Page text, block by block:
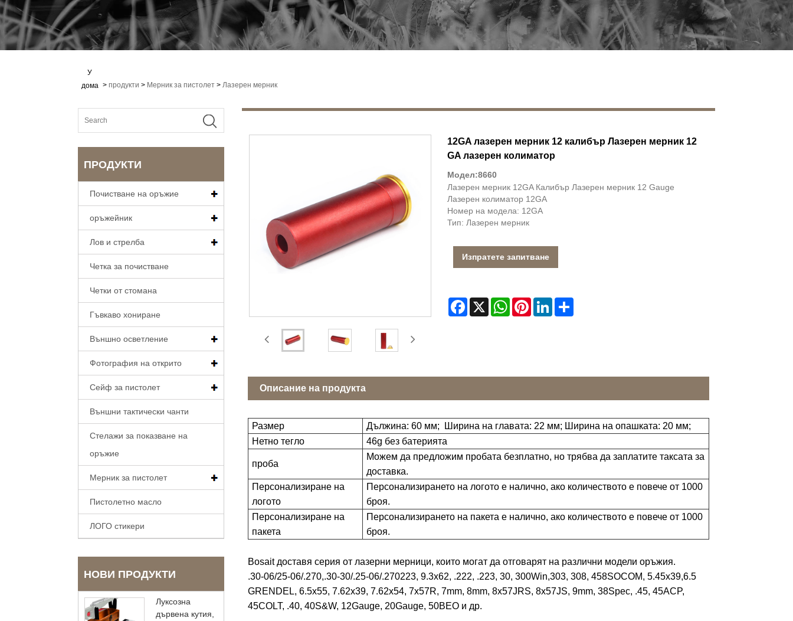
У
дома > продукти > Мерник за пистолет > Лазерен мерник
ПРОДУКТИ
Почистване на оръжие
оръжейник
Лов и стрелба
Четка за почистване
Четки от стомана
Гъвкаво хониране
Външно осветление
Фотография на открито
Сейф за пистолет
Външни тактически чанти
Стелажи за показване на
оръжие
Мерник за пистолет
Пистолетно масло
ЛОГО стикери
НОВИ ПРОДУКТИ
Луксозна
дървена кутия,
12GA лазерен мерник 12 калибър Лазерен мерник 12
GA лазерен колиматор
Модел:8660
Лазерен мерник 12GA Калибър Лазерен мерник 12 Gauge
Лазерен колиматор 12GA
Номер на модела: 12GA
Тип: Лазерен мерник
Изпратете запитване
Facebook
X WhatsAppPinterestLinkedInShare
Описание на продукта
Размер
Дължина: 60 мм; Ширина на главата: 22 мм; Ширина на опашката: 20 мм;
Нетно тегло
46g без батерията
проба
Можем да предложим пробата безплатно, но трябва да заплатите таксата за
доставка.
Персонализиране на
логото
Персонализирането на логото е налично, ако количеството е повече от 1000
броя.
Персонализиране на
пакета
Персонализирането на пакета е налично, ако количеството е повече от 1000
броя.
Bosait доставя серия от лазерни мерници, които могат да отговарят на различни модели оръжия.
.30-06/25-06/.270,.30-30/.25-06/.270223, 9.3x62, .222, .223, 30, 300Win,303, 308, 458SOCOM, 5.45x39,6.5
GRENDEL, 6.5x55, 7.62x39, 7.62x54, 7x57R, 7mm, 8mm, 8x57JRS, 8x57JS, 9mm, 38Spec, .45, 45ACP,
45COLT, .40, 40S&W, 12Gauge, 20Gauge, 50BEO и др.